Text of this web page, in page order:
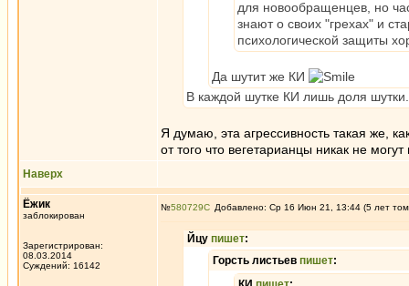
для новообращенцев, но
знают о своих "грехах" и
психологической защиты
Да шутит же КИ
В каждой шутке КИ лишь доля
Я думаю, эта агрессивность такая же,
от того что вегетарианцы никак не
Наверх
Ёжик
заблокирован
Зарегистрирован:
08.03.2014
Суждений: 16142
№580729 Добавлено: Ср 16 Июн 21, 13:44 (5 лет
Йцу пишет:
Горсть листьев пишет: